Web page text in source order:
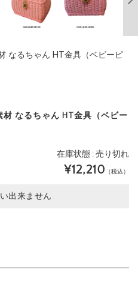
なるちゃん HT金具（ベビーピ
材 なるちゃん HT金具（ベビー
在庫状態 : 売り切れ
¥12,210 （税込）
出来ません